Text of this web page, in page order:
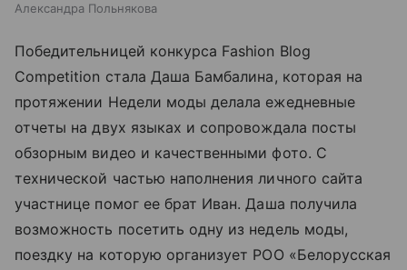
Александра Польнякова
Победительницей конкурса Fashion Blog
Competition стала Даша Бамбалина, которая на
протяжении Недели моды делала ежедневные
отчеты на двух языках и сопровождала посты
обзорным видео и качественными фото. С
технической частью наполнения личного сайта
участнице помог ее брат Иван. Даша получила
возможность посетить одну из недель моды,
поездку на которую организует РОО «Белорусская